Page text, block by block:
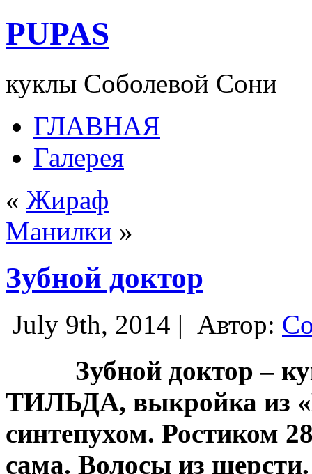
PUPAS
куклы Соболевой Сони
ГЛАВНАЯ
Галерея
« Жираф
Манилки »
Зубной доктор
July 9th, 2014 | Автор:
Зубной доктор –
ТИЛЬДА, выкройка из
синтепухом. Ростиком
сама. Волосы из